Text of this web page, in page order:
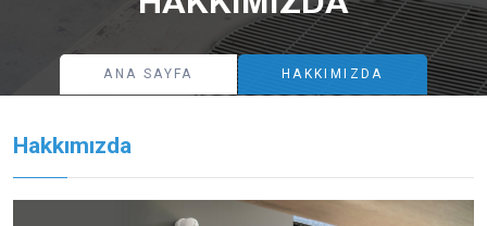
ANA SAYFA HAKKIMIZDA
Hakkımızda